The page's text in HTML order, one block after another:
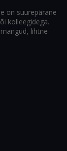
on suurepärane
kolleegidega.
lihtne